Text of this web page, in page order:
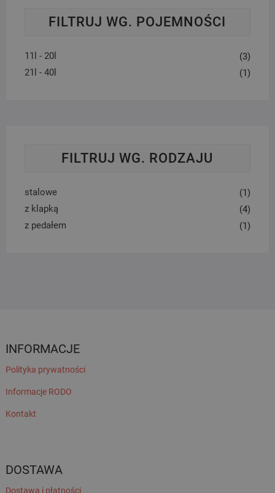
FILTRUJ WG. POJEMNOŚCI
11l - 20l
(3)
21l - 40l
(1)
FILTRUJ WG. RODZAJU
stalowe
(1)
z klapką
(4)
z pedałem
(1)
INFORMACJE
Polityka prywatności
Informacje RODO
Kontakt
DOSTAWA
Dostawa i płatności